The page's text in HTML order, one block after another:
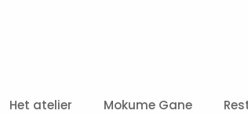
Het atelier Mokume Gane